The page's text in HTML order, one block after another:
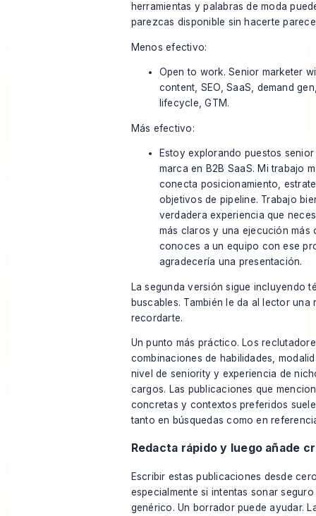
herramientas y palabras de moda
parezcas disponible sin hacerte
Menos efectivo:
Open to work. Senior marketer
content, SEO, SaaS, demand
lifecycle, GTM.
Más efectivo:
Estoy explorando puestos
marca en B2B SaaS. Mi trabajo
conecta posicionamiento,
objetivos de pipeline. Trabajo
verdadera experiencia que
más claros y una ejecución más
conoces a un equipo con ese
agradecería una presentación.
La segunda versión sigue incluyendo
buscables. También le da al lector una
recordarte.
Un punto más práctico. Los
combinaciones de habilidades,
nivel de seniority y experiencia de
cargos. Las publicaciones que
concretas y contextos preferidos
tanto en búsquedas como en
Redacta rápido y luego añade
Escribir estas publicaciones desde
especialmente si intentas sonar
genérico. Un borrador puede ayudar.